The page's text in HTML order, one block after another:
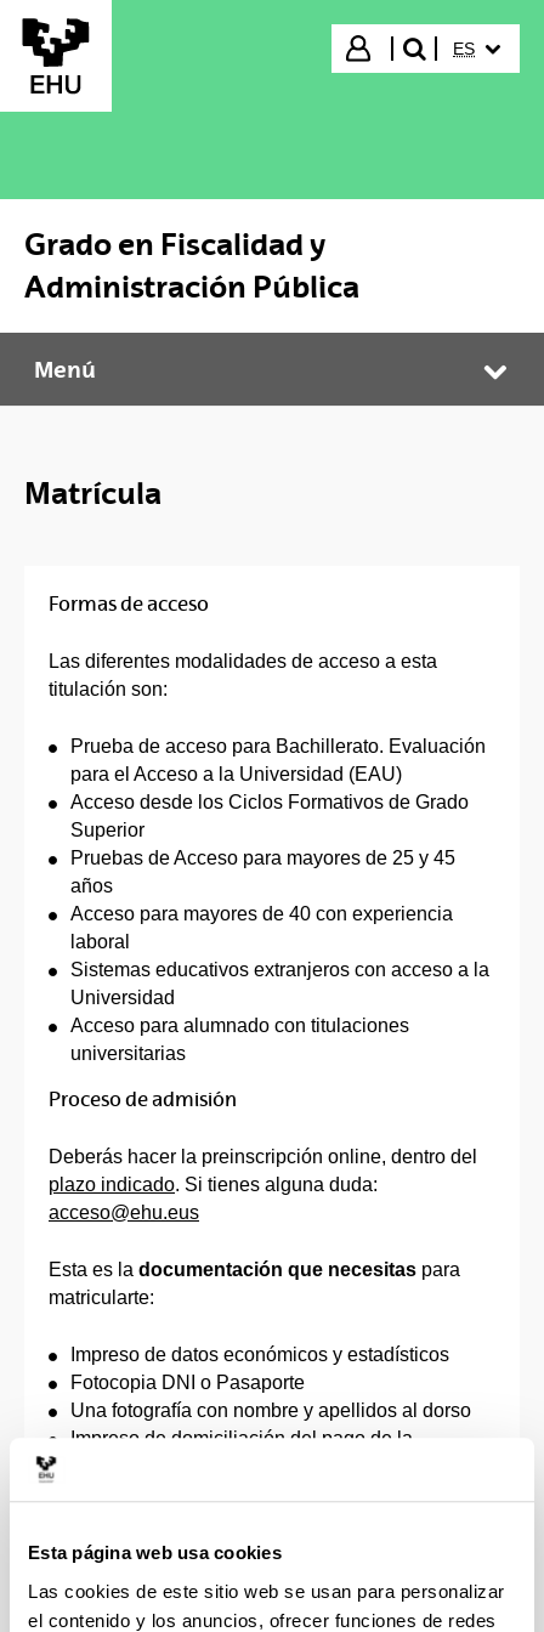
Esta página web usa cookies
Las cookies de este sitio web se usan para personalizar
el contenido y los anuncios, ofrecer funciones de redes
Saltar al contenido principal
Iniciar sesión
buscar"
ES
Grado en Fiscalidad y
Administración Pública
Grado en Fiscalidad y Administración Pública
Menú
Matrícula
Formas de acceso
Las diferentes modalidades de acceso a esta
titulación son:
Prueba de acceso para Bachillerato. Evaluación
para el Acceso a la Universidad (EAU)
Acceso desde los Ciclos Formativos de Grado
Superior
Pruebas de Acceso para mayores de 25 y 45
años
Acceso para mayores de 40 con experiencia
laboral
Sistemas educativos extranjeros con acceso a la
Universidad
Acceso para alumnado con titulaciones
universitarias
Proceso de admisión
Deberás hacer la preinscripción online, dentro del
plazo indicado. Si tienes alguna duda:
acceso@ehu.eus
Esta es la documentación que necesitas para
matricularte:
Impreso de datos económicos y estadísticos
Fotocopia DNI o Pasaporte
Una fotografía con nombre y apellidos al dorso
Impreso de domiciliación del pago de la
matrícula, de acuerdo con la correspondiente
se fijan los precios a satisfacer por la prestación